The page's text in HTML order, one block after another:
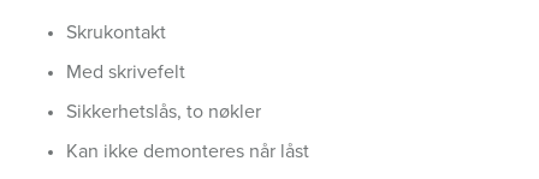
Skrukontakt
Med skrivefelt
Sikkerhetslås, to nøkler
Kan ikke demonteres når låst